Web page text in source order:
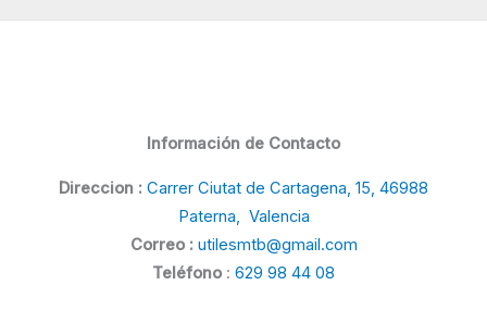
Información de Contacto
Direccion : Carrer Ciutat de Cartagena, 15, 46988
Paterna, Valencia
Correo : utilesmtb@gmail.com
Teléfono : 629 98 44 08